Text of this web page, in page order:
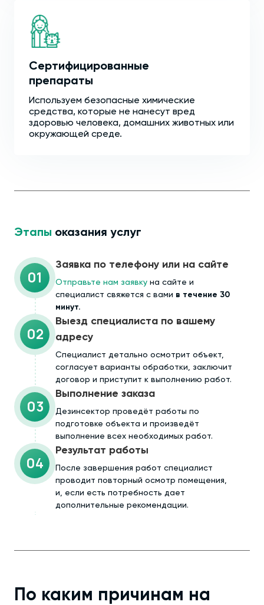
Сертифицированные
препараты
Используем безопасные химические
средства, которые не нанесут вред
здоровью человека, домашних животных или
окружающей среде.
Этапы оказания услуг
01
Заявка по телефону или на сайте
Отправьте нам заявку на сайте и
специалист свяжется с вами в течение 30
минут.
02
Выезд специалиста по вашему
адресу
Cпециалист детально осмотрит объект,
согласует варианты обработки, заключит
договор и приступит к выполнению работ.
03
Выполнение заказа
Дезинсектор проведёт работы по
подготовке объекта и произведёт
выполнение всех необходимых работ.
04
Результат работы
После завершения работ специалист
проводит повторный осмотр помещения,
и, если есть потребность дает
дополнительные рекомендации.
По каким причинам на